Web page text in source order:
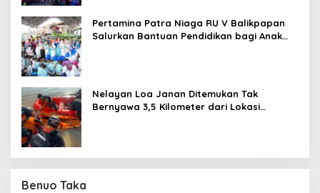
Pertamina Patra Niaga RU V Balikpapan
Salurkan Bantuan Pendidikan bagi Anak
Nelayan Loa Janan Ditemukan Tak
Bernyawa 3,5 Kilometer dari Lokasi
Benuo Taka